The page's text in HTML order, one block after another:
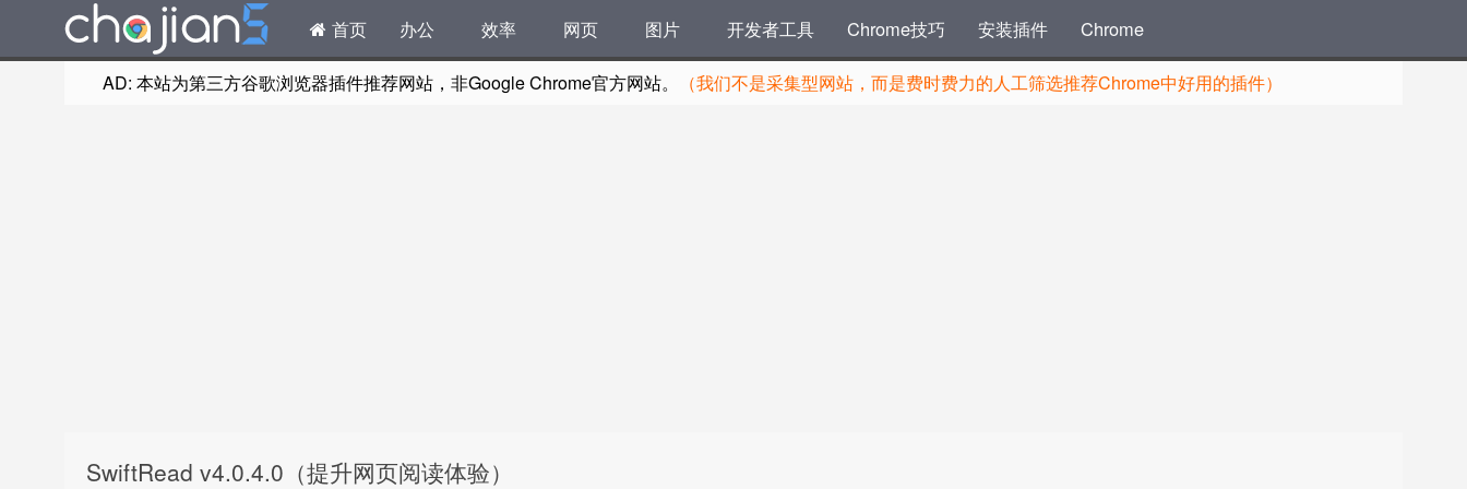
首页 办公 效率 网页 图片 开发者工具 Chrome技巧 安装插件 Chrome
AD: 本站为第三方谷歌浏览器插件推荐网站，非Google Chrome官方网站。 （我们不是采集型网站，而是费时费力的人工筛选推荐Chrome中好用的插件）
SwiftRead v4.0.4.0（提升网页阅读体验）